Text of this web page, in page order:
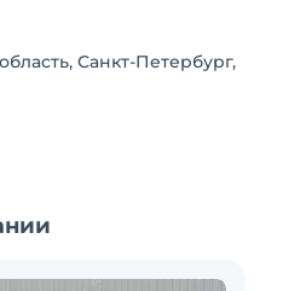
Санкт-Петербург,